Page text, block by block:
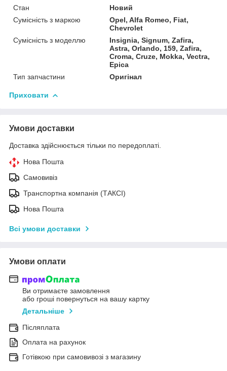
Стан
Новий
Сумісність з маркою
Opel, Alfa Romeo, Fiat,
Chevrolet
Сумісність з моделлю
Insignia, Signum, Zafira,
Astra, Orlando, 159, Zafira,
Croma, Cruze, Mokka, Vectra,
Epica
Тип запчастини
Оригінал
Приховати
Умови доставки
Доставка здійснюється тільки по передоплаті.
Нова Пошта
Самовивіз
Транспортна компанія (ТАКСІ)
Нова Пошта
Всі умови доставки
Умови оплати
Ви отримаєте замовлення
або гроші повернуться на вашу картку
Детальніше
Післяплата
Оплата на рахунок
Готівкою при самовивозі з магазину